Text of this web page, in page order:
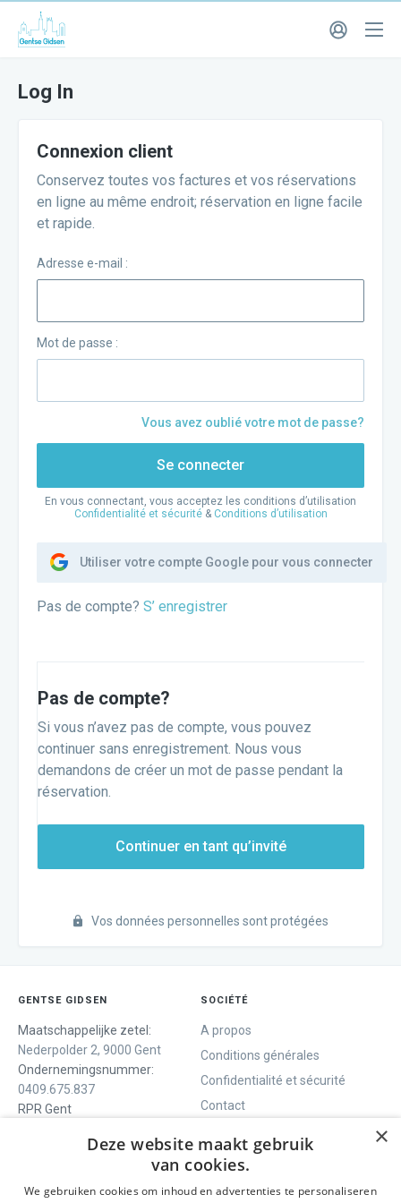
Log In
Connexion client
Conservez toutes vos factures et vos réservations
en ligne au même endroit; réservation en ligne facile
et rapide.
Adresse e-mail :
Mot de passe :
Vous avez oublié votre mot de passe?
Se connecter
En vous connectant, vous acceptez les conditions d’utilisation
Confidentialité et sécurité& Conditions d’utilisation
Utiliser votre compte Google pour vous connecter
Pas de compte? S’ enregistrer
Pas de compte?
Si vous n’avez pas de compte, vous pouvez
continuer sans enregistrement. Nous vous
demandons de créer un mot de passe pendant la
réservation.
Continuer en tant qu’invité
Vos données personnelles sont protégées
GENTSE GIDSEN
Maatschappelijke zetel:
Nederpolder 2, 9000 Gent
Ondernemingsnummer:
0409.675.837
RPR Gent
SOCIÉTÉ
A propos
Conditions générales
Confidentialité et sécurité
Contact
SOCIALS
×
Deze website maakt gebruik
van cookies.
We gebruiken cookies om inhoud en advertenties te personaliseren